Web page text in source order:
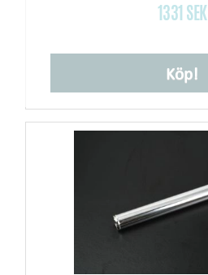
1331 SEK
Köp!